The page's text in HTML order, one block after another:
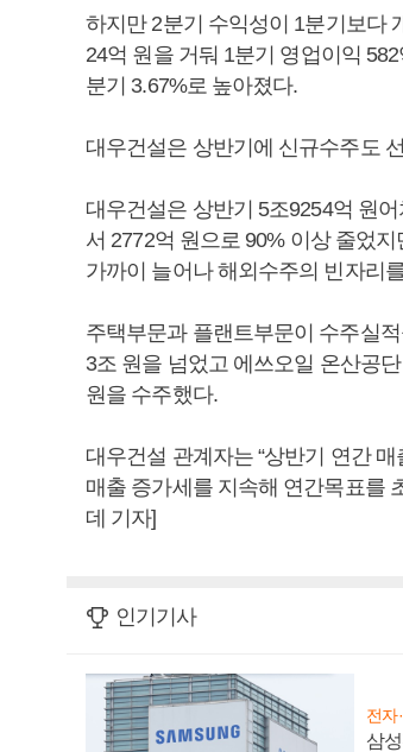
하지만 2분기 수익성이 1분기보다
24억 원을 거둬 1분기 영업이익
분기 3.67%로 높아졌다.
대우건설은 상반기에 신규수주도
대우건설은 상반기 5조9254억 원
서 2772억 원으로 90% 이상 줄었
가까이 늘어나 해외수주의 빈자리
주택부문과 플랜트부문이 수주실
3조 원을 넘었고 에쓰오일 온산공
원을 수주했다.
대우건설 관계자는 “상반기 연간
매출 증가세를 지속해 연간목표를
데 기자]
인기기사
전자
삼